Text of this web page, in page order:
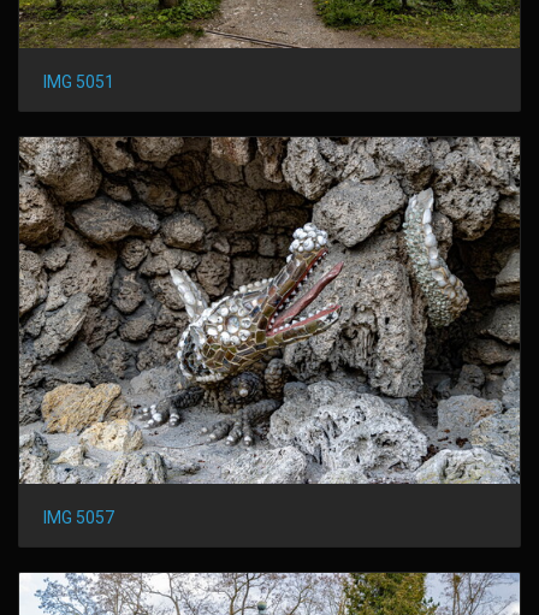
IMG 5051
IMG 5057